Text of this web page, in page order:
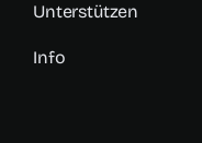
Unterstützen
Info